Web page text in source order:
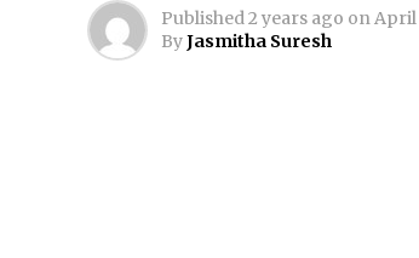
Published2 years ago onApril
ByJasmitha Suresh